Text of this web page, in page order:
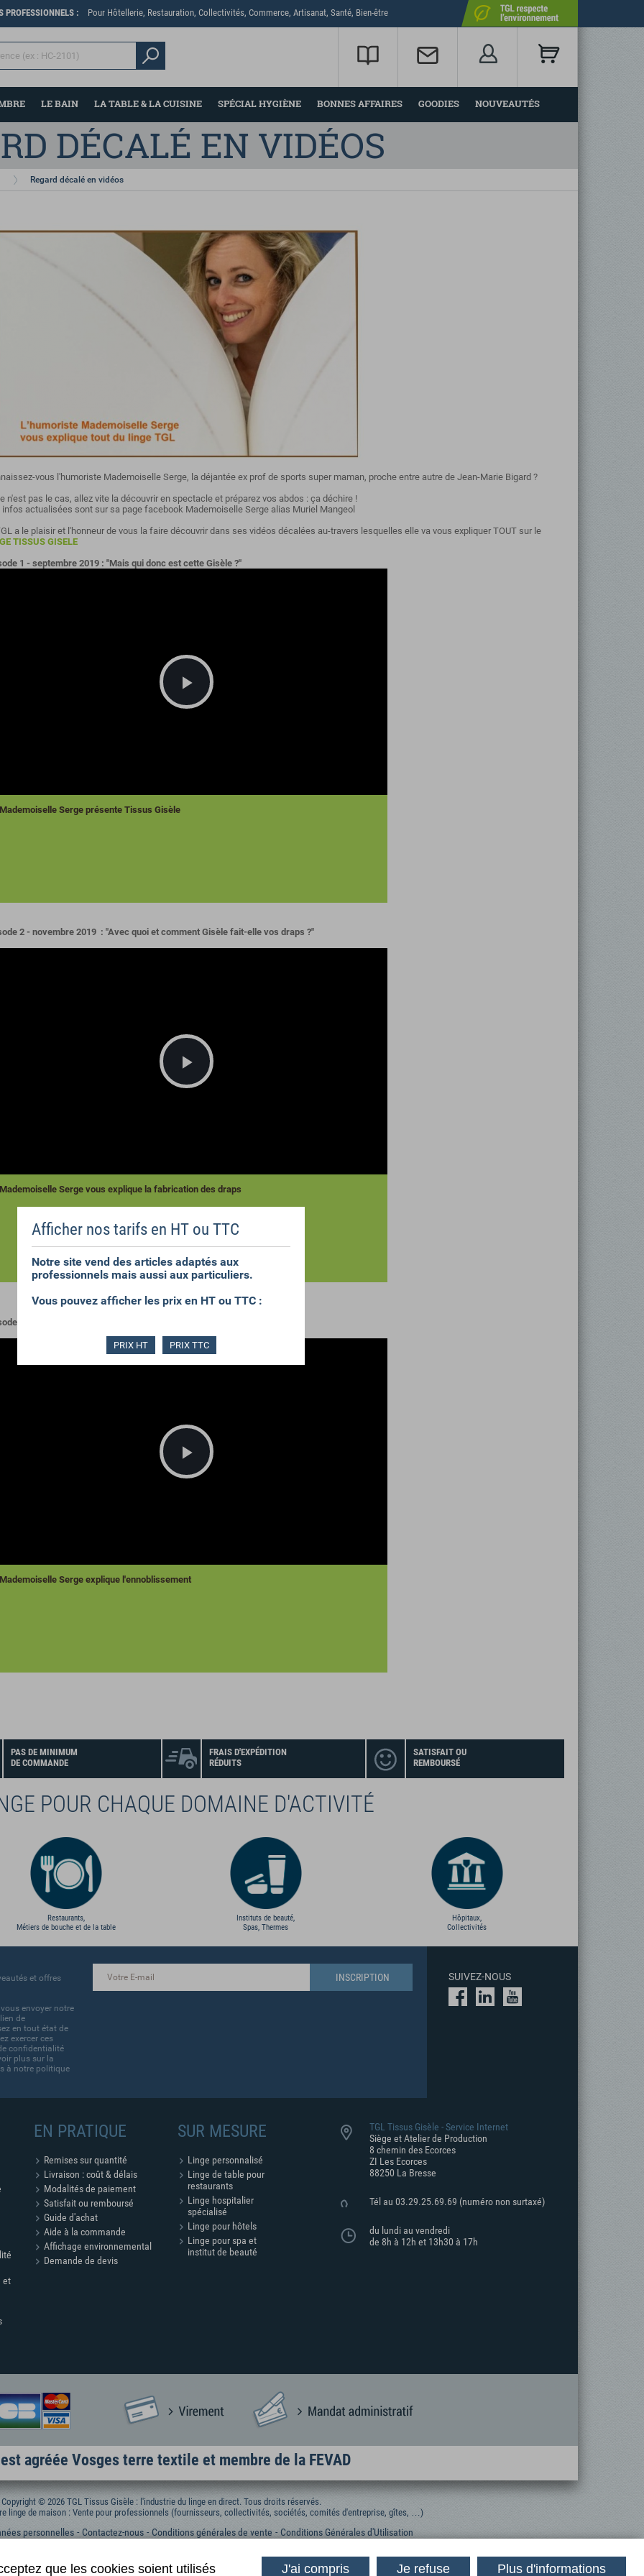
LE BAIN LA TABLE & LA CUISINE SPÉCIAL HYGIÈNE BONNES AFFAIRES GOODIES NOUVEAUTÉS
DÉCALÉ EN VIDÉOS
Regard décalé en vidéos
vous l'humoriste Mademoiselle Serge, la déjantée ex prof de sports super maman, proche entre autre de Jean-Marie Bigard ?
n'est pas le cas, allez vite la découvrir en spectacle et préparez vos abdos : ça déchire !
infos actualisées sont sur sa page facebook Mademoiselle Serge alias Muriel Mangeol
a le plaisir et l'honneur de vous la faire découvrir dans ses vidéos décalées au-travers lesquelles elle va vous expliquer TOUT sur le
TISSUS GISELE
1 - septembre 2019 : "Mais qui donc est cette Gisèle ?"
Lire
Mademoiselle Serge présente Tissus Gisèle
2 - novembre 2019 : "Avec quoi et comment Gisèle fait-elle vos draps ?"
Lire
vidéo
Mademoiselle Serge vous explique la fabrication des draps
3 - décembre 2019 : "Qu'est-ce qui rend les draps de Gisèle si blanc ?"
Lire
vidéo
Mademoiselle Serge explique l'ennoblissement
PAS DE MINIMUM
DE COMMANDE
FRAIS D'EXPÉDITION
RÉDUITS
SATISFAIT OU
REMBOURSÉ
POUR CHAQUE DOMAINE D'ACTIVITÉ
Restaurants,
Métiers de bouche et de la table
Instituts de beauté,
Spas, Thermes
Hôpitaux,
Collectivités
et offres
envoyer notre
de
en tout état de
exercer ces
confidentialité
plus sur la
à notre politique
SUIVEZ-NOUS
et
EN PRATIQUE
Remises sur quantité
Livraison : coût & délais
Modalités de paiement
Satisfait ou remboursé
Guide d'achat
Aide à la commande
Affichage environnemental
Demande de devis
SUR MESURE
Linge personnalisé
Linge de table pour
restaurants
Linge hospitalier
spécialisé
Linge pour hôtels
Linge pour spa et
institut de beauté
TGL Tissus Gisèle - Service Internet
Siège et Atelier de Production
8 chemin des Ecorces
ZI Les Ecorces
88250 La Bresse
Tél au 03.29.25.69.69 (numéro non surtaxé)
du lundi au vendredi
de 8h à 12h et 13h30 à 17h
agréée Vosges terre textile et membre de la FEVAD
PROFESSIONNELS : Pour Hôtellerie, Restauration, Collectivités, Commerce, Artisanat, Santé, Bien-être
Copyright © 2026 TGL Tissus Gisèle : l'industrie du linge en direct. Tous droits réservés.
linge de maison : Vente pour professionnels (fournisseurs, collectivités, sociétés, comités d'entreprise, gîtes, …)
personnelles Contactez-nous Conditions générales de vente Conditions Générales d'Utilisation
que les cookies soient utilisés J'ai compris Je refuse Plus d'informations
Afficher nos tarifs en HT ou TTC
Notre site vend des articles adaptés aux
professionnels mais aussi aux particuliers.
Vous pouvez afficher les prix en HT ou TTC :
PRIX HT PRIX TTC